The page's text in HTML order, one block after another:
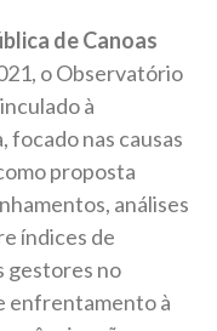
de Canoas
o Observatório
à
focado nas causas
proposta
análises
índices de
gestores no
enfrentamento à